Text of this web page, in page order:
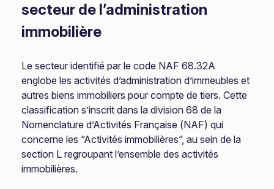
secteur de l’administration
immobilière
Le secteur identifié par le code NAF 68.32A
englobe les activités d’administration d’immeubles et
autres biens immobiliers pour compte de tiers. Cette
classification s’inscrit dans la division 68 de la
Nomenclature d’Activités Française (NAF) qui
concerne les “Activités immobilières”, au sein de la
section L regroupant l’ensemble des activités
immobilières.